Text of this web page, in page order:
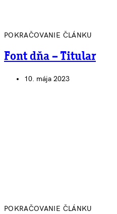
POKRAČOVANIE ČLÁNKU
Font dňa – Titular
10. mája 2023
POKRAČOVANIE ČLÁNKU